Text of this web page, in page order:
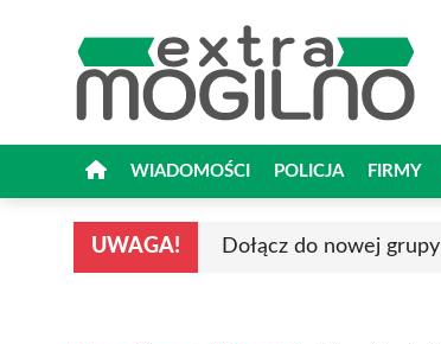
WIADOMOŚCI POLICJA FIRMY
UWAGA! Dołącz do nowej grupy